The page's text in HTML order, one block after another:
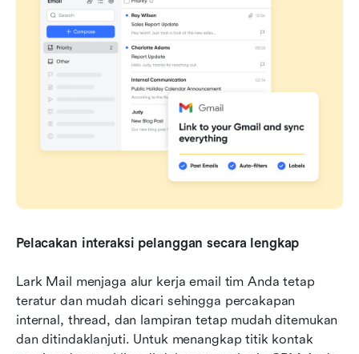
Pelacakan interaksi pelanggan secara lengkap
Lark Mail menjaga alur kerja email tim Anda tetap
teratur dan mudah dicari sehingga percakapan
internal, thread, dan lampiran tetap mudah ditemukan
dan ditindaklanjuti. Untuk menangkap titik kontak